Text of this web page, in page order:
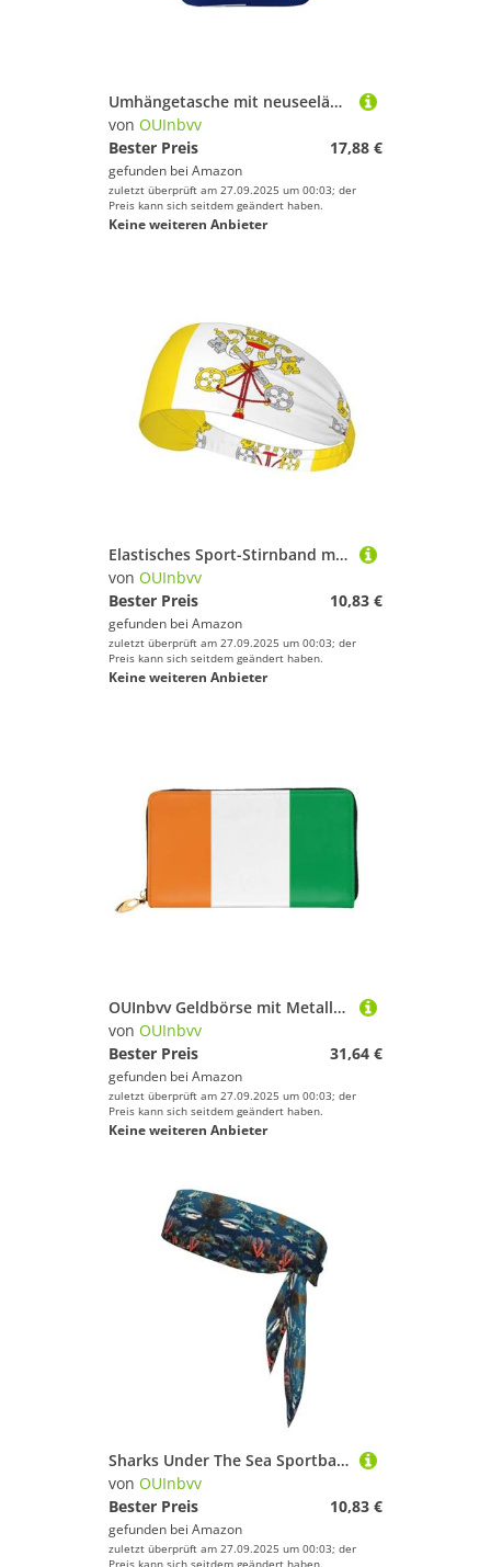
Umhängetasche mit neuseeländischer Flagge, mit mehreren Taschen, leicht zu tragen, geeignet für Sport, Reisen und den täglichen Gebrauch.
von OUInbvv
Bester Preis
17,88 €
gefunden bei Amazon
zuletzt überprüft am 27.09.2025 um 00:03; der
Preis kann sich seitdem geändert haben.
Keine weiteren Anbieter
Elastisches Sport-Stirnband mit Vatikan-Flagge, weich, hautfreundlich, schweißabsorbierend, atmungsaktiv, für eine Vielzahl von Outdoor-Sportarten
von OUInbvv
Bester Preis
10,83 €
gefunden bei Amazon
zuletzt überprüft am 27.09.2025 um 00:03; der
Preis kann sich seitdem geändert haben.
Keine weiteren Anbieter
OUInbvv Geldbörse mit Metallreißverschluss, Passbuch und Scheckhalter, weich, leicht, Design mit Fächern
von OUInbvv
Bester Preis
31,64 €
gefunden bei Amazon
zuletzt überprüft am 27.09.2025 um 00:03; der
Preis kann sich seitdem geändert haben.
Keine weiteren Anbieter
Sharks Under The Sea Sportbandage-Kopftuch ist Unisex, leicht und bequem, geeignet für alle Arten von Sportszenen
von OUInbvv
Bester Preis
10,83 €
gefunden bei Amazon
zuletzt überprüft am 27.09.2025 um 00:03; der
Preis kann sich seitdem geändert haben.